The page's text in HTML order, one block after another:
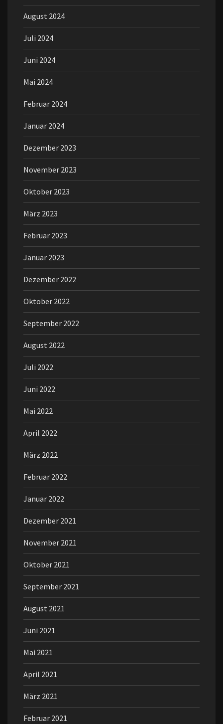
August 2024
Juli 2024
Juni 2024
Mai 2024
Februar 2024
Januar 2024
Dezember 2023
November 2023
Oktober 2023
März 2023
Februar 2023
Januar 2023
Dezember 2022
Oktober 2022
September 2022
August 2022
Juli 2022
Juni 2022
Mai 2022
April 2022
März 2022
Februar 2022
Januar 2022
Dezember 2021
November 2021
Oktober 2021
September 2021
August 2021
Juni 2021
Mai 2021
April 2021
März 2021
Februar 2021